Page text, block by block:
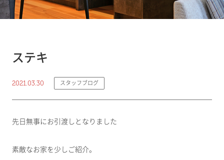
ステキ
2021.03.30 スタッフブログ
先日無事にお引渡しとなりました
素敵なお家を少しご紹介。